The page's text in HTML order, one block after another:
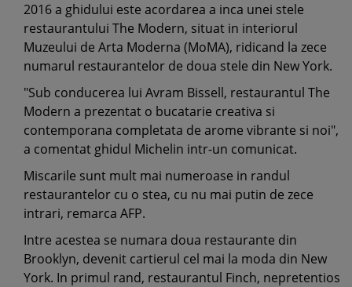
2016 a ghidului este acordarea a inca unei stele
restaurantului The Modern, situat in interiorul
Muzeului de Arta Moderna (MoMA), ridicand la zece
numarul restaurantelor de doua stele din New York.
"Sub conducerea lui Avram Bissell, restaurantul The
Modern a prezentat o bucatarie creativa si
contemporana completata de arome vibrante si noi",
a comentat ghidul Michelin intr-un comunicat.
Miscarile sunt mult mai numeroase in randul
restaurantelor cu o stea, cu nu mai putin de zece
intrari, remarca AFP.
Intre acestea se numara doua restaurante din
Brooklyn, devenit cartierul cel mai la moda din New
York. In primul rand, restaurantul Finch, nepretentios